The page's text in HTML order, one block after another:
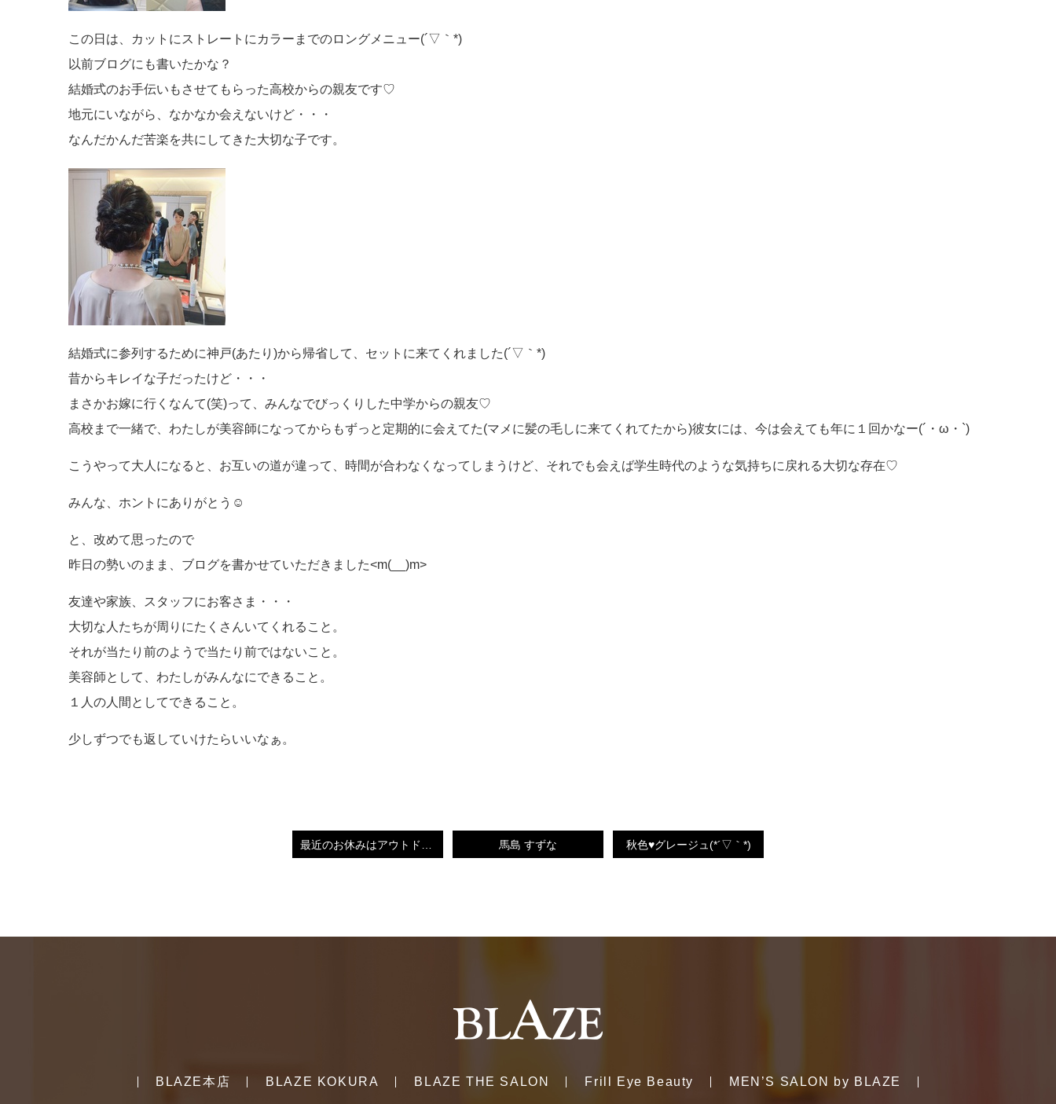
この日は、カットにストレートにカラーまでのロングメニュー(´▽｀*)
以前ブログにも書いたかな？
結婚式のお手伝いもさせてもらった高校からの親友です♡
地元にいながら、なかなか会えないけど・・・
なんだかんだ苦楽を共にしてきた大切な子です。
結婚式に参列するために神戸(あたり)から帰省して、セットに来てくれました(´▽｀*)
昔からキレイな子だったけど・・・
まさかお嫁に行くなんて(笑)って、みんなでびっくりした中学からの親友♡
高校まで一緒で、わたしが美容師になってからもずっと定期的に会えてた(マメに髪の毛しに来てくれてたから)彼女には、今は会えても年に１回かなー(´・ω・`)
こうやって大人になると、お互いの道が違って、時間が合わなくなってしまうけど、それでも会えば学生時代のような気持ちに戻れる大切な存在♡
みんな、ホントにありがとう☺
と、改めて思ったので
昨日の勢いのまま、ブログを書かせていただきました<m(__)m>
友達や家族、スタッフにお客さま・・・
大切な人たちが周りにたくさんいてくれること。
それが当たり前のようで当たり前ではないこと。
美容師として、わたしがみんなにできること。
１人の人間としてできること。
少しずつでも返していけたらいいなぁ。
馬島 すずな 秋色♥グレージュ(*´▽｀*)
BLAZE本店 BLAZE KOKURA BLAZE THE SALON Frill Eye Beauty MEN’S SALON by BLAZE